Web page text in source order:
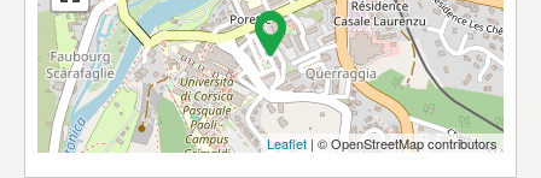
Leaflet | © OpenStreetMap contributors